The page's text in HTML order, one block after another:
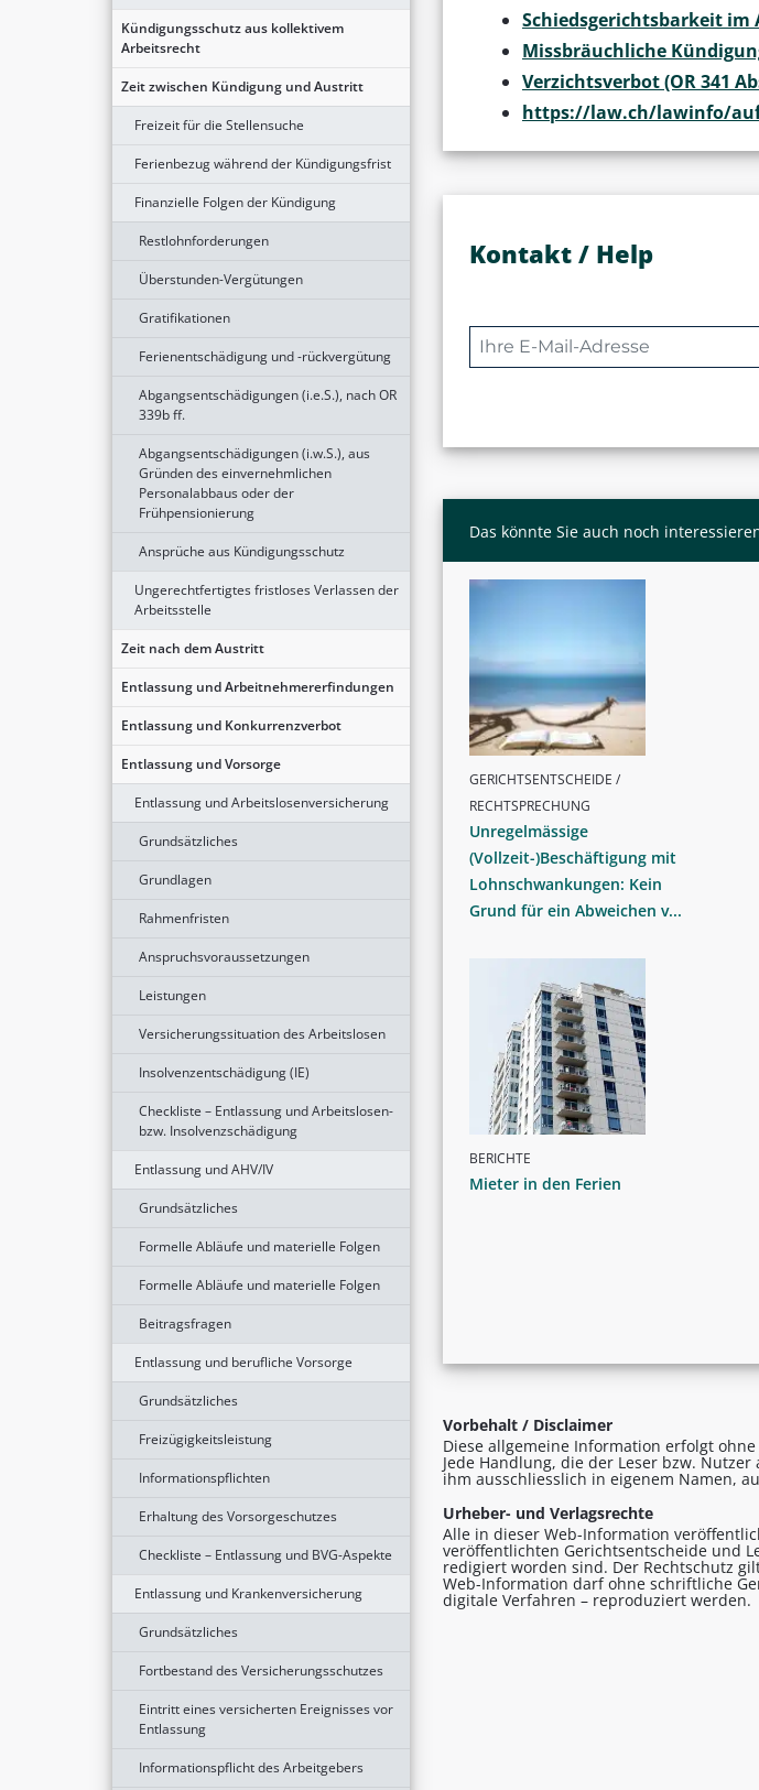
Kündigungsschutz aus kollektivem
Arbeitsrecht
Zeit zwischen Kündigung und Austritt
Freizeit für die Stellensuche
Ferienbezug während der Kündigungsfrist
Finanzielle Folgen der Kündigung
Restlohnforderungen
Überstunden-Vergütungen
Gratifikationen
Ferienentschädigung und -rückvergütung
Abgangsentschädigungen (i.e.S.), nach OR
339b ff.
Abgangsentschädigungen (i.w.S.), aus
Gründen des einvernehmlichen
Personalabbaus oder der
Frühpensionierung
Ansprüche aus Kündigungsschutz
Ungerechtfertigtes fristloses Verlassen der
Arbeitsstelle
Zeit nach dem Austritt
Entlassung und Arbeitnehmererfindungen
Entlassung und Konkurrenzverbot
Entlassung und Vorsorge
Entlassung und Arbeitslosenversicherung
Grundsätzliches
Grundlagen
Rahmenfristen
Anspruchsvoraussetzungen
Leistungen
Versicherungssituation des Arbeitslosen
Insolvenzentschädigung (IE)
Checkliste – Entlassung und Arbeitslosen-
bzw. Insolvenzschädigung
Entlassung und AHV/IV
Grundsätzliches
Formelle Abläufe und materielle Folgen
Formelle Abläufe und materielle Folgen
Beitragsfragen
Entlassung und berufliche Vorsorge
Grundsätzliches
Freizügigkeitsleistung
Informationspflichten
Erhaltung des Vorsorgeschutzes
Checkliste – Entlassung und BVG-Aspekte
Entlassung und Krankenversicherung
Grundsätzliches
Fortbestand des Versicherungsschutzes
Eintritt eines versicherten Ereignisses vor
Entlassung
Informationspflicht des Arbeitgebers
Schiedsgerichtsbarkeit im
Missbräuchliche
Verzichtsverbot (OR 341
https://law.ch/lawinfo/
Kontakt / Help
Das könnte Sie auch noch
GERICHTSENTSCHEIDE /
RECHTSPRECHUNG
Unregelmässige
(Vollzeit-)Beschäftigung mit
Lohnschwankungen: Kein
Grund für ein Abweichen v...
BERICHTE
Mieter in den Ferien
Vorbehalt / Disclaimer
Diese allgemeine Information erfolgt
Jede Handlung, die der Leser bzw.
ihm ausschliesslich in eigenem Namen,
Urheber- und Verlagsrechte
Alle in dieser Web-Information
veröffentlichten Gerichtsentscheide und
redigiert worden sind. Der Rechtschutz
Web-Information darf ohne schriftliche
digitale Verfahren – reproduziert werden.